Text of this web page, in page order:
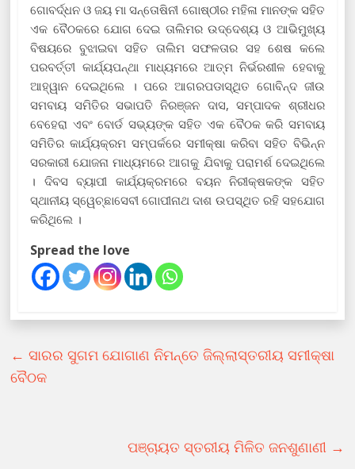
ଗୋବର୍ଦ୍ଧନ ଓ ଜୟ ମା ସନ୍ତୋଷିନୀ ଗୋଷ୍ଠୀର ମହିଳା ମାନଙ୍କ ସହିତ
ଏକ ବୈଠକରେ ଯୋଗ ଦେଇ ତାଲିମର ଉଦ୍ଦେଶ୍ୟ ଓ ଆଭିମୁଖ୍ୟ
ବିଷୟରେ ବୁଝାଇବା ସହିତ ତାଲିମ ସଫଳତାର ସହ ଶେଷ କଲେ
ପରବର୍ତ୍ତୀ କାର୍ଯ୍ୟପନ୍ଥା ମାଧ୍ୟମରେ ଆତ୍ମ ନିର୍ଭରଶୀଳ ହେବାକୁ
ଆହ୍ୱାନ ଦେଇଥିଲେ । ପରେ ଆଗରପଡାସ୍ଥିତ ଗୋବିନ୍ଦ ଜୀଉ
ସମବାୟ ସମିତିର ସଭାପତି ନିରଞ୍ଜନ ଦାସ, ସମ୍ପାଦକ ଶ୍ରୀଧର
ବେହେରା ଏବଂ ବୋର୍ଡ ସଭ୍ୟଙ୍କ ସହିତ ଏକ ବୈଠକ କରି ସମବାୟ
ସମିତିର କାର୍ଯ୍ୟକ୍ରମ ସମ୍ପର୍କରେ ସମୀକ୍ଷା କରିବା ସହିତ ବିଭିନ୍ନ
ସରକାରୀ ଯୋଜନା ମାଧ୍ୟମରେ ଆଗକୁ ଯିବାକୁ ପରାମର୍ଶ ଦେଇଥିଲେ
। ଦିବସ ବ୍ୟାପୀ କାର୍ଯ୍ୟକ୍ରମରେ ବୟନ ନିରୀକ୍ଷକଙ୍କ ସହିତ
ସ୍ଥାନୀୟ ସ୍ୱେଚ୍ଛାସେବୀ ଗୋପୀନାଥ ଦାଶ ଉପସ୍ଥିତ ରହି ସହଯୋଗ
କରିଥିଲେ ।
Spread the love
← ସାରର ସୁଗମ ଯୋଗାଣ ନିମନ୍ତେ ଜିଲ୍ଲାସ୍ତରୀୟ ସମୀକ୍ଷା
ବୈଠକ
ପଞ୍ଚାୟତ ସ୍ତରୀୟ ମିଳିତ ଜନଶୁଣାଣୀ →